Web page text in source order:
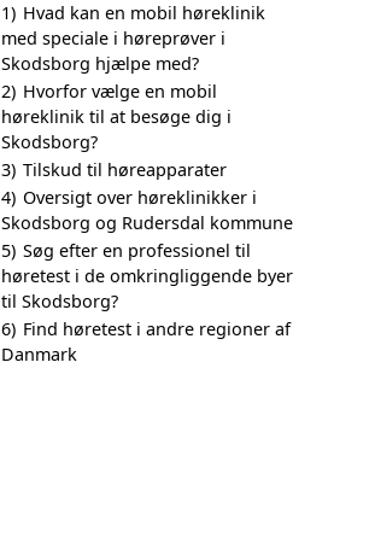
1) Hvad kan en mobil høreklinik
med speciale i høreprøver i
Skodsborg hjælpe med?
2) Hvorfor vælge en mobil
høreklinik til at besøge dig i
Skodsborg?
3) Tilskud til høreapparater
4) Oversigt over høreklinikker i
Skodsborg og Rudersdal kommune
5) Søg efter en professionel til
høretest i de omkringliggende byer
til Skodsborg?
6) Find høretest i andre regioner af
Danmark